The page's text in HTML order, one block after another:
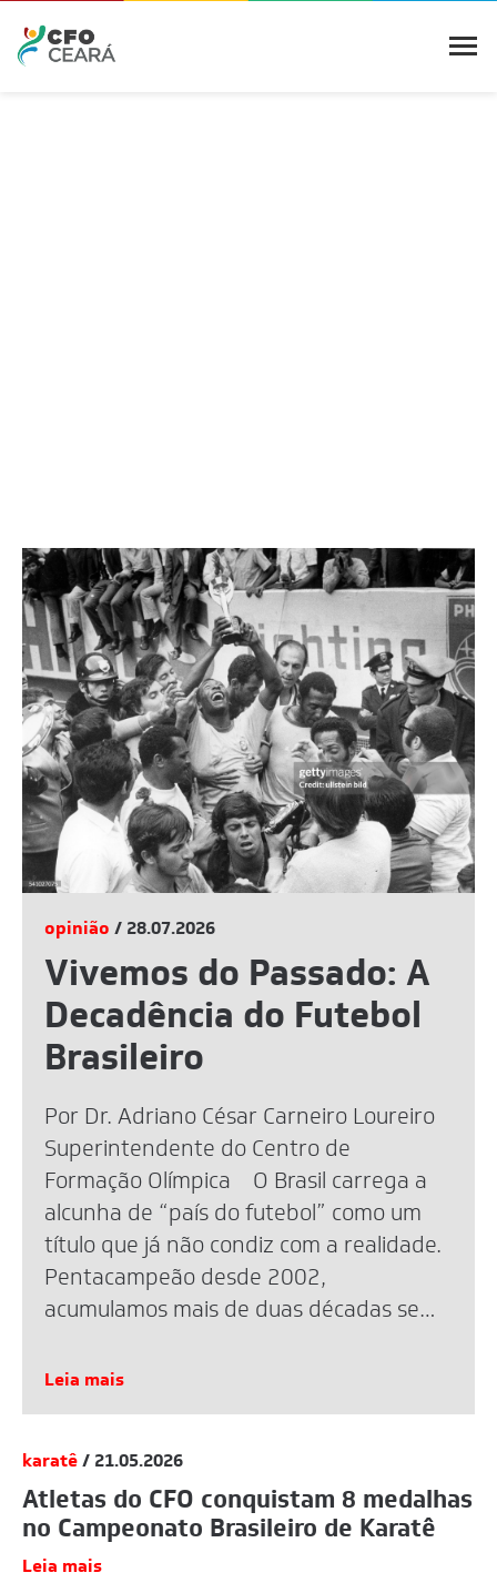
opinião / 28.07.2026
Vivemos do Passado: A
Decadência do Futebol
Brasileiro
Por Dr. Adriano César Carneiro Loureiro
Superintendente do Centro de
Formação Olímpica O Brasil carrega a
alcunha de “país do futebol” como um
título que já não condiz com a realidade.
Pentacampeão desde 2002,
acumulamos mais de duas décadas sem
na Copa de 2026 reacendeu o debate,
Leia mais
karatê/ 21.05.2026
Atletas do CFO conquistam 8 medalhas
no Campeonato Brasileiro de Karatê
Leia mais